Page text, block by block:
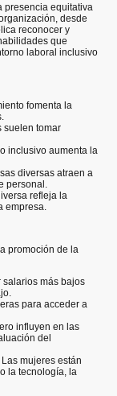
presencia equitativa
desde
reconocer y
que
laboral inclusivo
fomenta la
suelen tomar
inclusivo aumenta la
diversas atraen a
personal.
refleja la
empresa.
promoción de la
salarios más bajos
para acceder a
influyen en las
del
mujeres están
la tecnología, la